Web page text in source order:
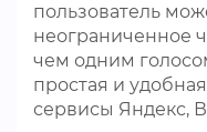
пользователь
неограниченное
чем одним
простая и
сервисы Яндекс,